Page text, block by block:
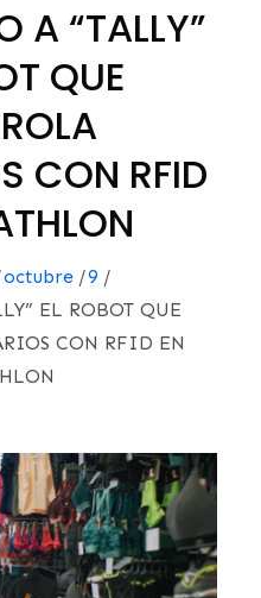
A “TALLY”
QUE
CON RFID
octubre
9
EL ROBOT QUE
CON RFID EN